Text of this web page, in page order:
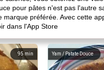
pour pâtes n'est pas l'autre
marque préférée. Avec cette
dans l'App Store
95min Yam / Patate Douce